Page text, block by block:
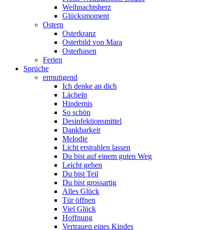
Weihnachtsherz
Glücksmoment
Ostern
Osterkranz
Osterbild von Mara
Osterhasen
Ferien
Sprüche
ermutigend
Ich denke an dich
Lächeln
Hindernis
So schön
Desinfektionsmittel
Dankbarkeit
Melodie
Licht erstrahlen lassen
Du bist auf einem guten Weg
Leicht gehen
Du bist Teil
Du bist grossartig
Alles Glück
Tür öffnen
Viel Glück
Hoffnung
Vertrauen eines Kindes